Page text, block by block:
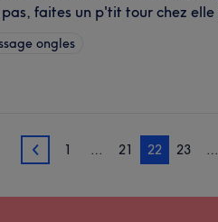
faites un p'tit tour chez elle
ongles
21 1 … 21 22 23 …